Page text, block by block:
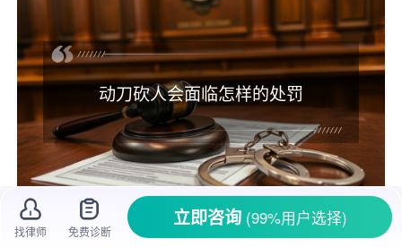
动刀砍人会面临怎样的处罚
找律师 免费诊断
立即咨询 (99%用户选择)